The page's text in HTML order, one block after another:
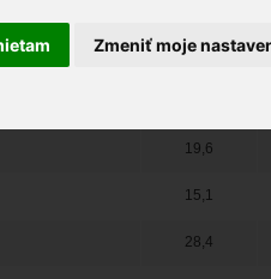
Zmeniť moje
Dobrý
19,6
15,1
28,4